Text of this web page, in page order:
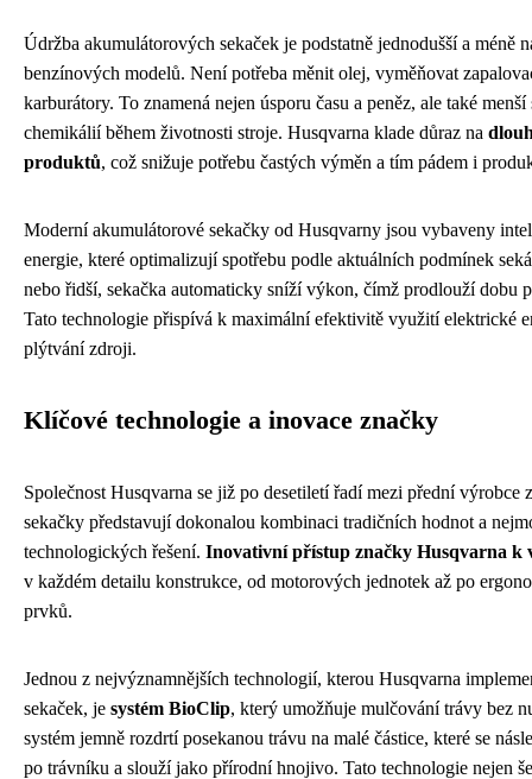
Údržba akumulátorových sekaček je podstatně jednodušší a méně
benzínových modelů. Není potřeba měnit olej, vyměňovat
karburátory. To znamená nejen úsporu času a peněz, ale také
chemikálií během životnosti stroje. Husqvarna klade důraz na
produktů, což snižuje potřebu častých výměn a tím pádem i
Moderní akumulátorové sekačky od Husqvarny jsou vybaveny
energie, které optimalizují spotřebu podle aktuálních podmínek
nebo řidší, sekačka automaticky sníží výkon, čímž prodlouží dobu
Tato technologie přispívá k maximální efektivitě využití elektrické
plýtvání zdroji.
Klíčové technologie a inovace značky
Společnost Husqvarna se již po desetiletí řadí mezi přední výrobce
sekačky představují dokonalou kombinaci tradičních hodnot a
technologických řešení. Inovativní přístup značky Husqvarna k
v každém detailu konstrukce, od motorových jednotek až po
prvků.
Jednou z nejvýznamnějších technologií, kterou Husqvarna
sekaček, je systém BioClip, který umožňuje mulčování trávy bez
systém jemně rozdrtí posekanou trávu na malé částice, které se
po trávníku a slouží jako přírodní hnojivo. Tato technologie nejen